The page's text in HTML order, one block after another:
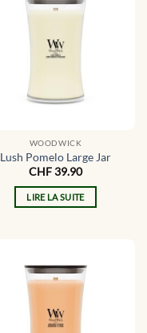
WOODWICK
Lush Pomelo Large Jar
CHF39.90
LIRE LA SUITE